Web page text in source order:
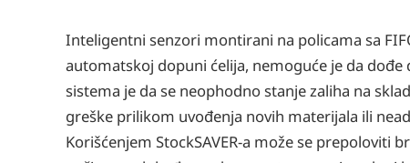
Inteligentni senzori montirani na policama sa
automatskoj dopuni ćelija, nemoguće je da
sistema je da se neophodno stanje zaliha na
greške prilikom uvođenja novih materijala ili
Korišćenjem StockSAVER-a može se